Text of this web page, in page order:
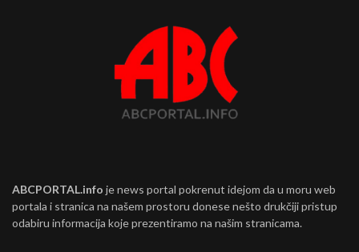
ABCPORTAL.info je news portal pokrenut idejom da u moru web
portala i stranica na našem prostoru donese nešto drukčiji pristup
odabiru informacija koje prezentiramo na našim stranicama.